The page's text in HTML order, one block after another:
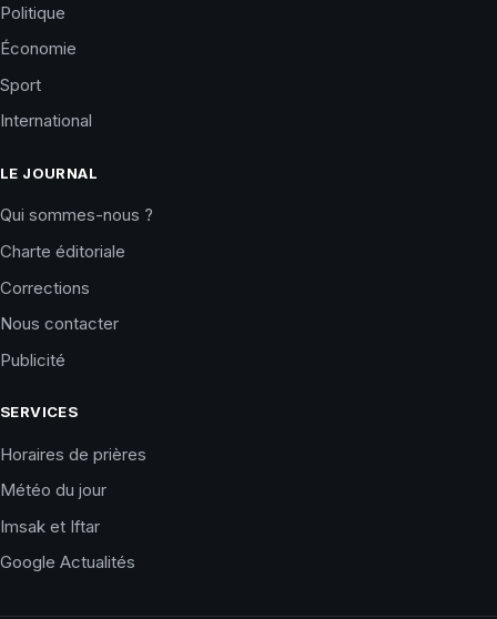
Politique
Économie
Sport
International
LE JOURNAL
Qui sommes-nous ?
Charte éditoriale
Corrections
Nous contacter
Publicité
SERVICES
Horaires de prières
Météo du jour
Imsak et Iftar
Google Actualités